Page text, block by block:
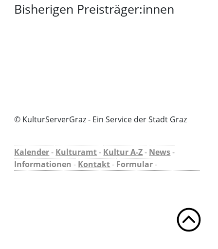
Bisherigen Preisträger:innen
© KulturServerGraz - Ein Service der Stadt Graz
Kalender- Kulturamt- Kultur A-Z- News-
Informationen - Kontakt- Formular-